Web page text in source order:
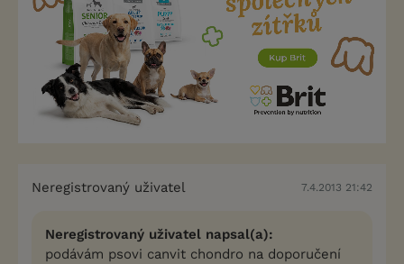
Neregistrovaný uživatel 7.4.2013 21:42
Neregistrovaný uživatel napsal(a):
podávám psovi canvit chondro na doporučení